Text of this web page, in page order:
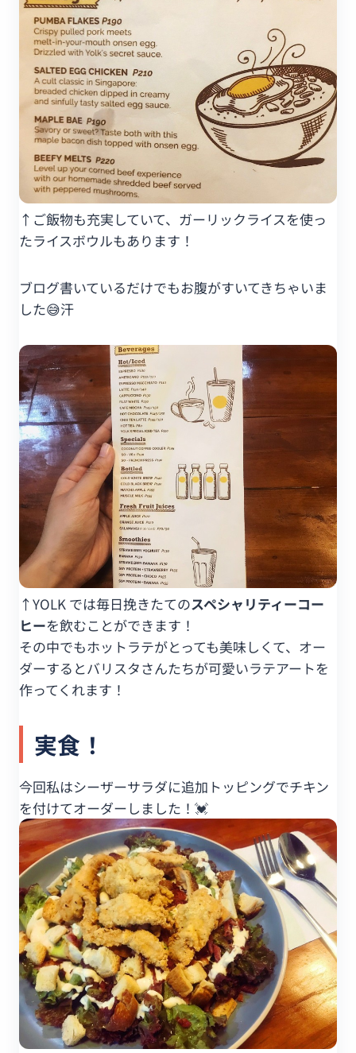
↑ご飯物も充実していて、ガーリックライスを使っ
たライスボウルもあります！
ブログ書いているだけでもお腹がすいてきちゃいま
した😅汗
↑YOLK では毎日挽きたてのスペシャリティーコー
ヒーを飲むことができます！
その中でもホットラテがとっても美味しくて、オー
ダーするとバリスタさんたちが可愛いラテアートを
作ってくれます！
実食！
今回私はシーザーサラダに追加トッピングでチキン
を付けてオーダーしました！💓